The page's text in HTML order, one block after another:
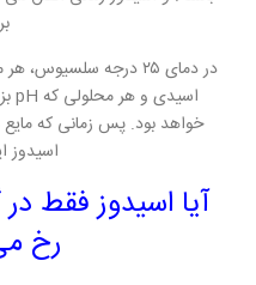
خواهد بود. پس زمانی که
اسیدوز
آیا اسیدوز فقط
رخ